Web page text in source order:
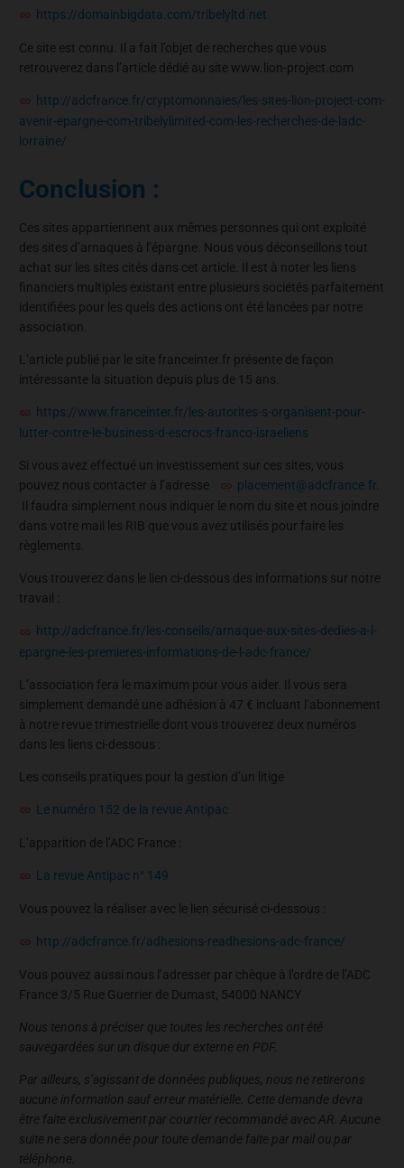
https://domainbigdata.com/tribelyltd.net
Ce site est connu. Il a fait l’objet de recherches que vous
retrouverez dans l’article dédié au site www.lion-project.com
http://adcfrance.fr/cryptomonnaies/les-sites-lion-project-com-
avenir-epargne-com-tribelylimited-com-les-recherches-de-ladc-
lorraine/
Conclusion :
Ces sites appartiennent aux mêmes personnes qui ont exploité
des sites d’arnaques à l’épargne. Nous vous déconseillons tout
achat sur les sites cités dans cet article. Il est à noter les liens
financiers multiples existant entre plusieurs sociétés parfaitement
identifiées pour les quels des actions ont été lancées par notre
association.
L’article publié par le site franceinter.fr présente de façon
intéressante la situation depuis plus de 15 ans.
https://www.franceinter.fr/les-autorites-s-organisent-pour-
lutter-contre-le-business-d-escrocs-franco-israeliens
Si vous avez effectué un investissement sur ces sites, vous
pouvez nous contacter à l’adresse
placement@adcfrance.fr
Il faudra simplement nous indiquer le nom du site et nous joindre
dans votre mail les RIB que vous avez utilisés pour faire les
règlements.
Vous trouverez dans le lien ci-dessous des informations sur notre
travail :
http://adcfrance.fr/les-conseils/arnaque-aux-sites-dedies-a-l-
epargne-les-premieres-informations-de-l-adc-france/
L’association fera le maximum pour vous aider. Il vous sera
simplement demandé une adhésion à 47 € incluant l’abonnement
à notre revue trimestrielle dont vous trouverez deux numéros
dans les liens ci-dessous :
Les conseils pratiques pour la gestion d’un litige
Le numéro 152 de la revue Antipac
L’apparition de l’ADC France :
La revue Antipac n° 149
Vous pouvez la réaliser avec le lien sécurisé ci-dessous :
http://adcfrance.fr/adhesions-readhesions-adc-france/
Vous pouvez aussi nous l’adresser par chèque à l’ordre de l’ADC
France 3/5 Rue Guerrier de Dumast, 54000 NANCY
Nous tenons à préciser que toutes les recherches ont été
sauvegardées sur un disque dur externe en PDF.
Par ailleurs, s’agissant de données publiques, nous ne retirerons
aucune information sauf erreur matérielle. Cette demande devra
être faite exclusivement par courrier recommandé avec AR. Aucune
suite ne sera donnée pour toute demande faite par mail ou par
téléphone.